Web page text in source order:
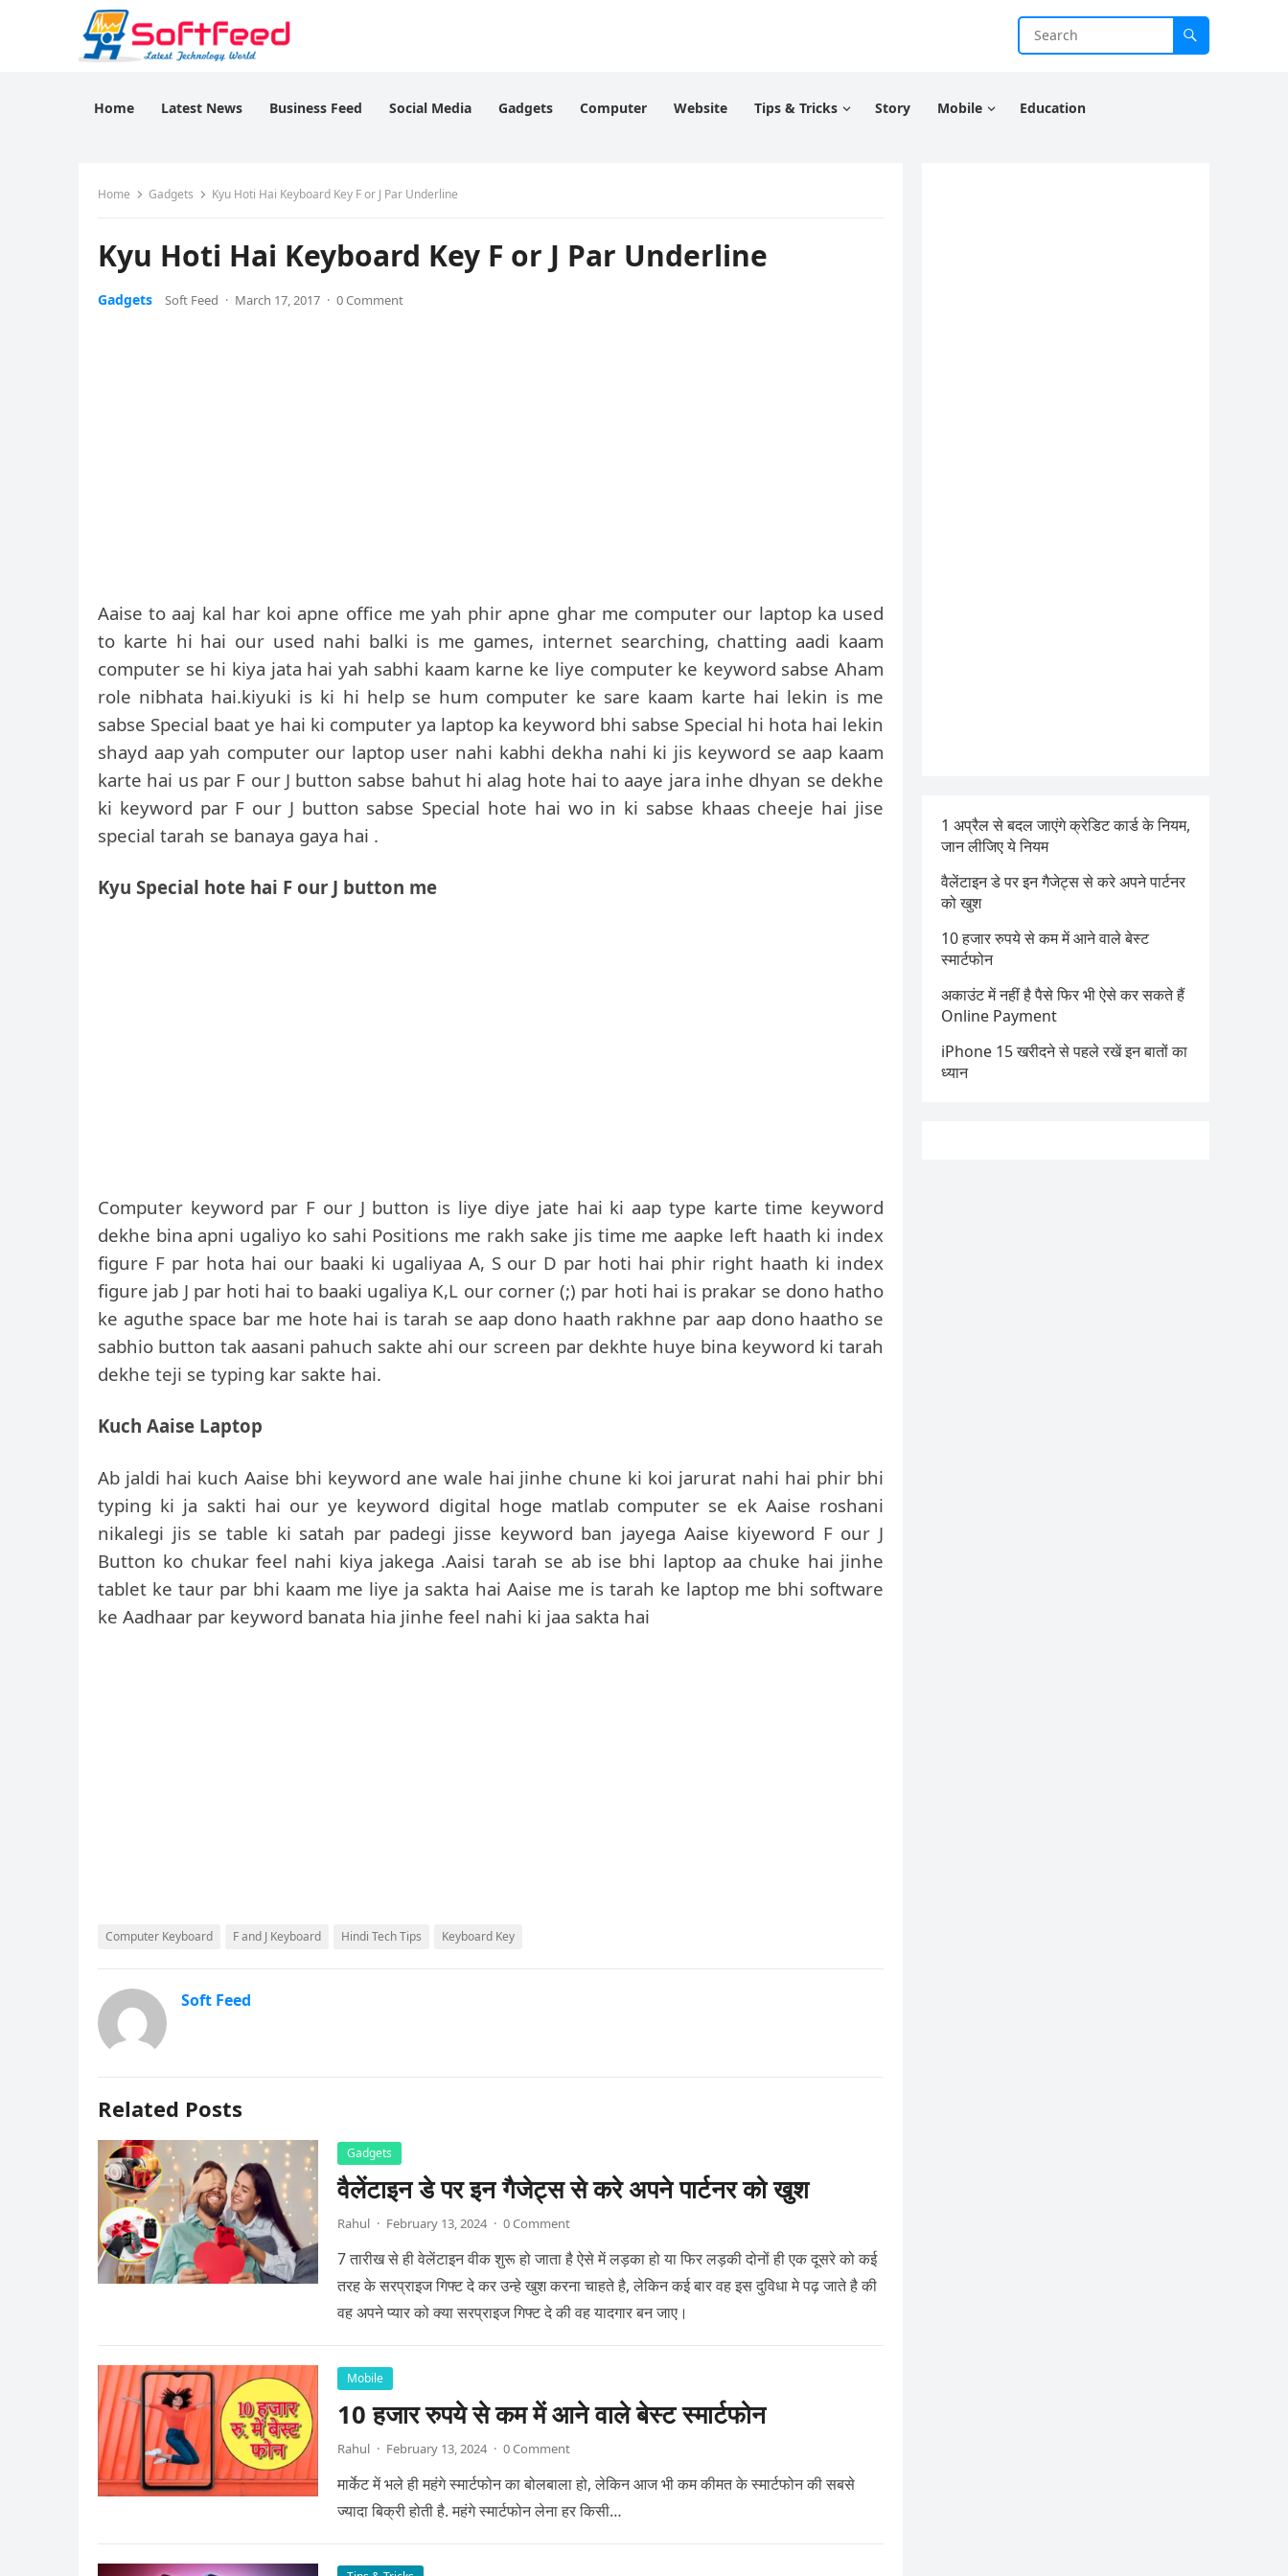
Home Latest News Business Feed Social Media Gadgets Computer Website Tips & Tricks Story Mobile Education
Home Gadgets Kyu Hoti Hai Keyboard Key F or J Par Underline
Kyu Hoti Hai Keyboard Key F or J Par Underline
Gadgets Soft Feed · March 17, 2017 · 0 Comment
Aaise to aaj kal har koi apne office me yah phir apne ghar me computer our laptop ka used
to karte hi hai our used nahi balki is me games, internet searching, chatting aadi kaam
computer se hi kiya jata hai yah sabhi kaam karne ke liye computer ke keyword sabse Aham
role nibhata hai.kiyuki is ki hi help se hum computer ke sare kaam karte hai lekin is me
sabse Special baat ye hai ki computer ya laptop ka keyword bhi sabse Special hi hota hai lekin
shayd aap yah computer our laptop user nahi kabhi dekha nahi ki jis keyword se aap kaam
karte hai us par F our J button sabse bahut hi alag hote hai to aaye jara inhe dhyan se dekhe
ki keyword par F our J button sabse Special hote hai wo in ki sabse khaas cheeje hai jise
special tarah se banaya gaya hai .
Kyu Special hote hai F our J button me
Computer keyword par F our J button is liye diye jate hai ki aap type karte time keyword
dekhe bina apni ugaliyo ko sahi Positions me rakh sake jis time me aapke left haath ki index
figure F par hota hai our baaki ki ugaliyaa A, S our D par hoti hai phir right haath ki index
figure jab J par hoti hai to baaki ugaliya K,L our corner (;) par hoti hai is prakar se dono hatho
ke aguthe space bar me hote hai is tarah se aap dono haath rakhne par aap dono haatho se
sabhio button tak aasani pahuch sakte ahi our screen par dekhte huye bina keyword ki tarah
dekhe teji se typing kar sakte hai.
Kuch Aaise Laptop
Ab jaldi hai kuch Aaise bhi keyword ane wale hai jinhe chune ki koi jarurat nahi hai phir bhi
typing ki ja sakti hai our ye keyword digital hoge matlab computer se ek Aaise roshani
nikalegi jis se table ki satah par padegi jisse keyword ban jayega Aaise kiyeword F our J
Button ko chukar feel nahi kiya jakega .Aaisi tarah se ab ise bhi laptop aa chuke hai jinhe
tablet ke taur par bhi kaam me liye ja sakta hai Aaise me is tarah ke laptop me bhi software
ke Aadhaar par keyword banata hia jinhe feel nahi ki jaa sakta hai
Computer Keyboard F and J Keyboard Hindi Tech Tips Keyboard Key
Soft Feed
Related Posts
Gadgets
वैलेंटाइन डे पर इन गैजेट्स से करे अपने पार्टनर को खुश
Rahul · February 13, 2024 · 0 Comment
7 तारीख से ही वेलेंटाइन वीक शुरू हो जाता है ऐसे में लड़का हो या फिर लड़की दोनों ही एक दूसरे को कई
तरह के सरप्राइज गिफ्ट दे कर उन्हे खुश करना चाहते है, लेकिन कई बार वह इस दुविधा मे पढ़ जाते है की
वह अपने प्यार को क्या सरप्राइज गिफ्ट दे की वह यादगार बन जाए।
Mobile
10 हजार रुपये से कम में आने वाले बेस्ट स्मार्टफोन
Rahul · February 13, 2024 · 0 Comment
मार्केट में भले ही महंगे स्मार्टफोन का बोलबाला हो, लेकिन आज भी कम कीमत के स्मार्टफोन की सबसे
ज्यादा बिक्री होती है. महंगे स्मार्टफोन लेना हर किसी…
1 अप्रैल से बदल जाएंगे क्रेडिट कार्ड के नियम,
जान लीजिए ये नियम
वैलेंटाइन डे पर इन गैजेट्स से करे अपने पार्टनर
को खुश
10 हजार रुपये से कम में आने वाले बेस्ट
स्मार्टफोन
अकाउंट में नहीं है पैसे फिर भी ऐसे कर सकते हैं
Online Payment
iPhone 15 खरीदने से पहले रखें इन बातों का
ध्यान